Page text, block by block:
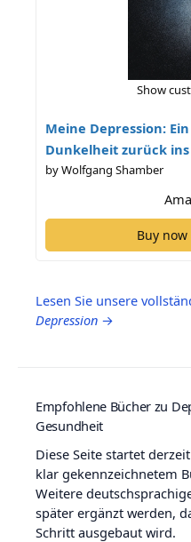
Show
Meine Depression:
Dunkelheit zurück
by Wolfgang Shamber
Buy
Lesen Sie unsere
Depression →
Empfohlene Bücher zu
Gesundheit
Diese Seite startet
klar gekennzeichnetem
Weitere
später ergänzt werden,
Schritt ausgebaut wird.